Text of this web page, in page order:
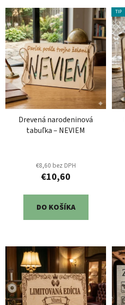
e
p
r
o
d
u
k
t
o
V
ý
p
i
s
p
r
o
d
Drevená narodeninová
tabuľka – NEVIEM
€8,60 bez DPH
€10,60
DO KOŠÍKA
TIP